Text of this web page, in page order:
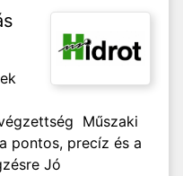
Műszaki
pontos, precíz és a
Jó